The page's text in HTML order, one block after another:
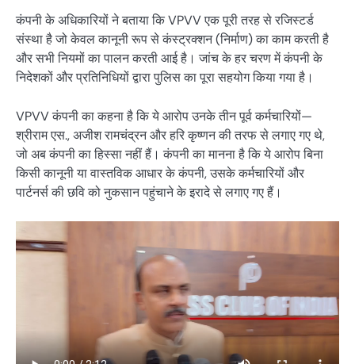
कंपनी के अधिकारियों ने बताया कि VPVV एक पूरी तरह से रजिस्टर्ड
संस्था है जो केवल कानूनी रूप से कंस्ट्रक्शन (निर्माण) का काम करती है
और सभी नियमों का पालन करती आई है। जांच के हर चरण में कंपनी के
निदेशकों और प्रतिनिधियों द्वारा पुलिस का पूरा सहयोग किया गया है।
VPVV कंपनी का कहना है कि ये आरोप उनके तीन पूर्व कर्मचारियों—
श्रीराम एस., अजीश रामचंद्रन और हरि कृष्णन की तरफ से लगाए गए थे,
जो अब कंपनी का हिस्सा नहीं हैं। कंपनी का मानना है कि ये आरोप बिना
किसी कानूनी या वास्तविक आधार के कंपनी, उसके कर्मचारियों और
पार्टनर्स की छवि को नुकसान पहुंचाने के इरादे से लगाए गए हैं।